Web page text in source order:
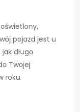
pojazd jest u
długo
Twojej
roku.